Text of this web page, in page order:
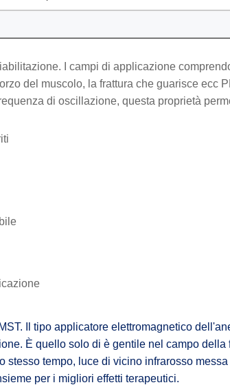
I campi di applicazione
del muscolo, la frattura che guarisce ecc
di oscillazione, questa proprietà
Il tipo applicatore elettromagnetico
È quello solo di è gentile nel campo della
tempo, luce di vicino infrarosso
per i migliori effetti terapeutici.